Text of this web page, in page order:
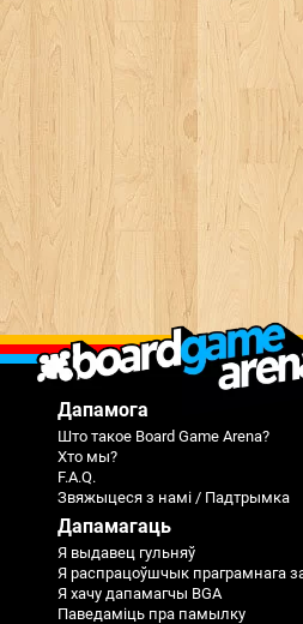
Дапамога
Што такое Board Game Arena?
Хто мы?
F.A.Q.
Звяжыцеся з намі / Падтрымка
Дапамагаць
Я выдавец гульняў
Я распрацоўшчык праграмнага
Я хачу дапамагчы BGA
Паведаміць пра памылку